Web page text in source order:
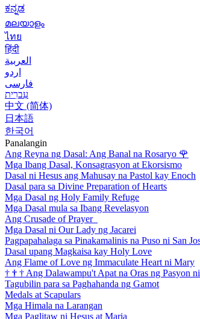
ಕನ್ನಡ
മലയാളം
ไทย
हिंदी
العربية
اردو
فارسی
עִברִית
中文 (简体)
日本語
한국어
Panalangin
Ang Reyna ng Dasal: Ang Banal na Rosaryo 🌹
Mga Ibang Dasal, Konsagrasyon at Ekorsismo
Dasal ni Hesus ang Mahusay na Pastol kay Enoch
Dasal para sa Divine Preparation of Hearts
Mga Dasal ng Holy Family Refuge
Mga Dasal mula sa Ibang Revelasyon
Ang Crusade of Prayer
Mga Dasal ni Our Lady ng Jacarei
Pagpapahalaga sa Pinakamalinis na Puso ni San
Dasal upang Magkaisa kay Holy Love
Ang Flame of Love ng Immaculate Heart ni Mary
† † † Ang Dalawampu't Apat na Oras ng Pasyon
Tagubilin para sa Paghahanda ng Gamot
Medals at Scapulars
Mga Himala na Larangan
Mga Paglitaw ni Hesus at Maria